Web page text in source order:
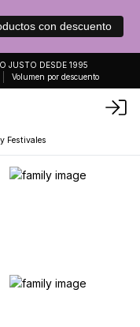
con descuento
JUSTO DESDE 1995
Volumen por descuento
Festivales